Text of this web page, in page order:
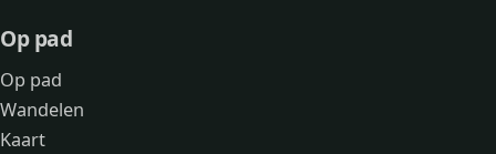
Op pad
Op pad
Wandelen
Kaart